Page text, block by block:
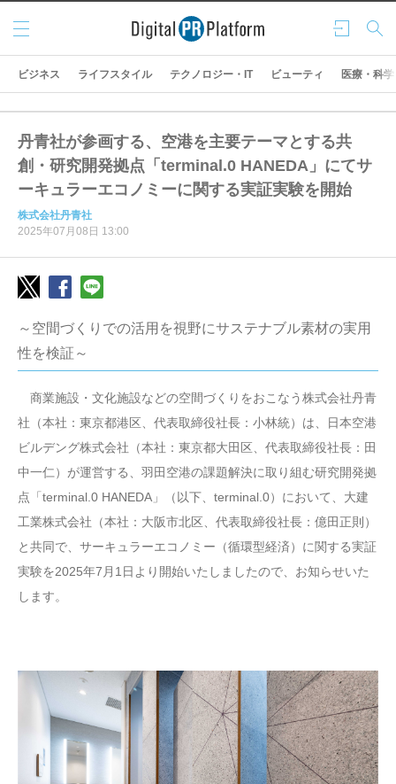
ログ
イン
検索
メニ
ュー
ビジネス ライフスタイル テクノロジー・IT ビューティ 医療・科学
丹青社が参画する、空港を主要テーマとする共
創・研究開発拠点「terminal.0 HANEDA」にてサ
ーキュラーエコノミーに関する実証実験を開始
株式会社丹青社
2025年07月08日 13:00
～空間づくりでの活用を視野にサステナブル素材の実用
性を検証～
商業施設・文化施設などの空間づくりをおこなう株式会社丹青
社（本社：東京都港区、代表取締役社長：小林統）は、日本空港
ビルデング株式会社（本社：東京都大田区、代表取締役社長：田
中一仁）が運営する、羽田空港の課題解決に取り組む研究開発拠
点「terminal.0 HANEDA」（以下、terminal.0）において、大建
工業株式会社（本社：大阪市北区、代表取締役社長：億田正則）
と共同で、サーキュラーエコノミー（循環型経済）に関する実証
実験を2025年7月1日より開始いたしましたので、お知らせいた
します。